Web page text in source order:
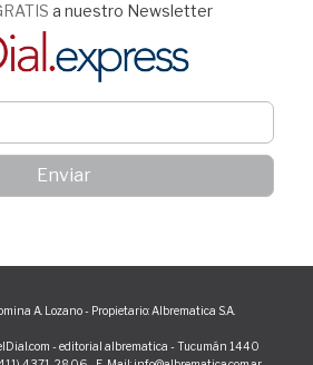
a nuestro Newsletter
A. Lozano - Propietario: Albrematica S.A.
- editorial albrematica - Tucumán 1440